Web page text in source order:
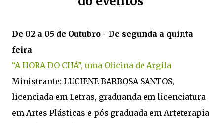
De 02 a 05 de Outubro - De segunda a quinta
feira
“A HORA DO CHÁ”, uma Oficina de Argila
Ministrante: LUCIENE BARBOSA SANTOS,
licenciada em Letras, graduanda em licenciatura
em Artes Plásticas e pós graduada em Arteterapia